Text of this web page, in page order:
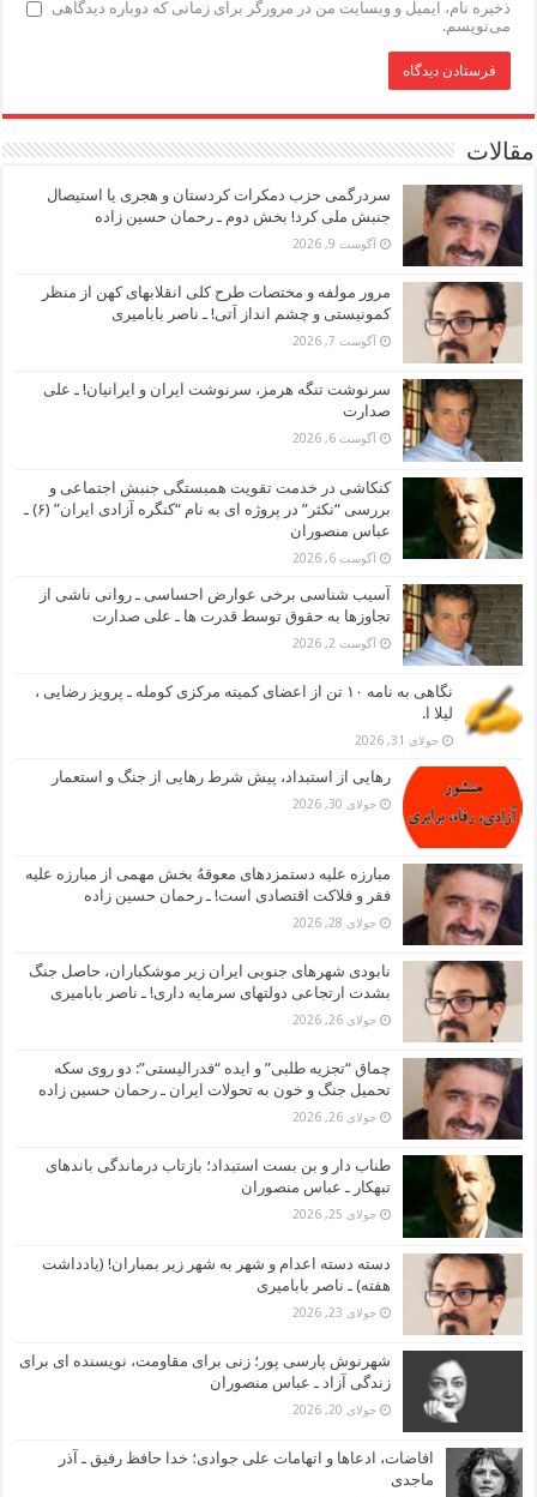
ذخیره نام، ایمیل و وبسایت من در مرورگر برای زمانی که دوباره دیدگاهی
می‌نویسم.
مقالات
سردرگمی حزب دمکرات کردستان و هجری یا استیصال
جنبش ملی کرد! بخش دوم ـ رحمان حسین زاده
آگوست 9, 2026
مرور مولفه و مختصات طرح کلی انقلابهای کهن از منظر
کمونیستی و چشم انداز آتی! ـ ناصر بابامیری
آگوست 7, 2026
سرنوشت تنگه هرمز، سرنوشت ایران و ایرانیان! ـ علی
صدارت
آگوست 6, 2026
کنکاشی در خدمت تقویت همبستگی جنبش اجتماعی و
بررسی “نکثر” در پروژه ای به نام “کنگره آزادی ایران” (۶) ـ
عباس منصوران
آگوست 6, 2026
آسیب شناسی برخی عوارض احساسی ـ روانی ناشی از
تجاوزها به حقوق توسط قدرت ها ـ علی صدارت
آگوست 2, 2026
نگاهی به نامه ۱۰ تن از اعضای کمیته مرکزی کومله ـ پرویز رضایی ،
لیلا ا.
جولای 31, 2026
رهایی از استبداد، پیش شرط رهایی از جنگ و استعمار
جولای 30, 2026
مبارزه علیه دستمزدهای معوقهُ بخش مهمی از مبارزه علیه
فقر و فلاکت اقتصادی است! ـ رحمان حسین زاده
جولای 28, 2026
نابودی شهرهای جنوبی ایران زیر موشکباران، حاصل جنگ
بشدت ارتجاعی دولتهای سرمایه داری! ـ ناصر بابامیری
جولای 26, 2026
چماق “تجزیه طلبی” و ایده “فدرالیستی”: دو روی سکه
تحمیل جنگ و خون به تحولات ایران ـ رحمان حسین زاده
جولای 26, 2026
طناب دار و بن بست استبداد؛ بازتاب درماندگی باندهای
تبهکار ـ عباس منصوران
جولای 25, 2026
دسته دسته اعدام و شهر به شهر زیر بمباران! (یادداشت
هفته) ـ ناصر بابامیری
جولای 23, 2026
شهرنوش پارسی پور؛ زنی برای مقاومت، نویسنده ای برای
زندگی آزاد ـ عباس منصوران
جولای 20, 2026
افاضات، ادعاها و اتهامات علی جوادی؛ خدا حافظ رفیق ـ آذر
ماجدی